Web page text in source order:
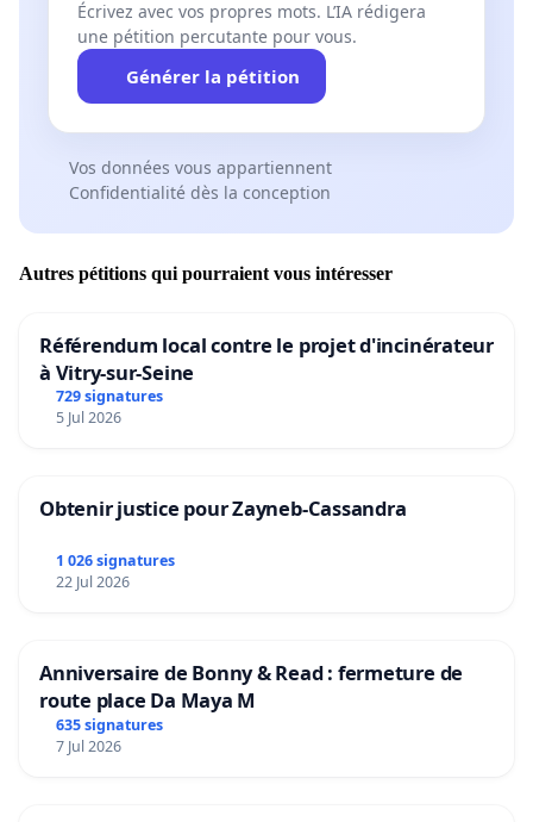
Écrivez avec vos propres mots. L’IA rédigera
une pétition percutante pour vous.
Générer la pétition
Vos données vous appartiennent
Confidentialité dès la conception
Autres pétitions qui pourraient vous intéresser
Référendum local contre le projet d'incinérateur
à Vitry-sur-Seine
729 signatures
5 Jul 2026
Obtenir justice pour Zayneb-Cassandra
1 026 signatures
22 Jul 2026
Anniversaire de Bonny & Read : fermeture de
route place Da Maya M
635 signatures
7 Jul 2026